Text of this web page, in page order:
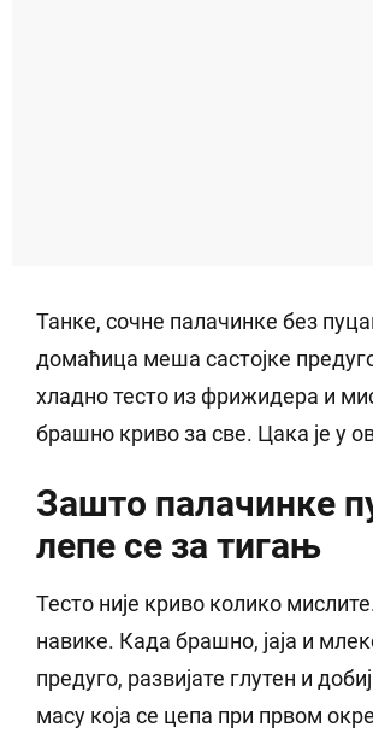
Танке, сочне палачинке без
домаћица меша састојке
хладно тесто из фрижидера и
брашно криво за све. Цака је у
Зашто палачинке
лепе се за тигањ
Тесто није криво колико
навике. Када брашно, јаја и
предуго, развијате глутен и
масу која се цепа при првом